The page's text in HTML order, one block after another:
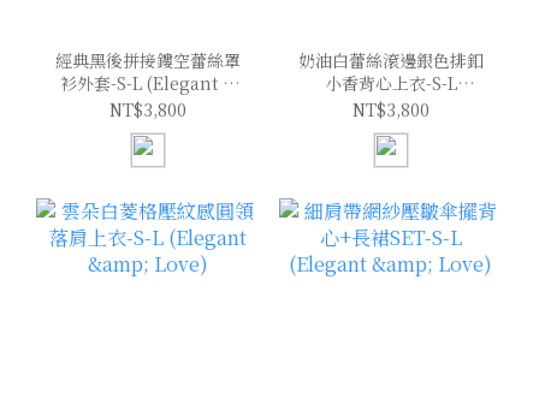
經典黑後拼接鏤空蕾絲罩
衫外套-S-L (Elegant &
Love)
NT$3,800
奶油白蕾絲滾邊銀色排釦
小香背心上衣-S-L
(Elegant & Love)
NT$3,800